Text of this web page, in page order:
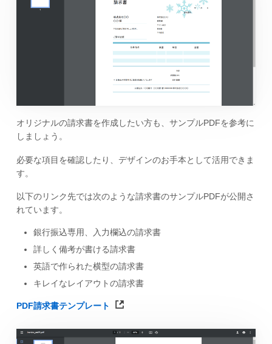
オリジナルの請求書を作成したい方も、サンプルPDFを参考に
しましょう。
必要な項目を確認したり、デザインのお手本として活用できま
す。
以下のリンク先では次のような請求書のサンプルPDFが公開さ
れています。
銀行振込専用、入力欄込の請求書
詳しく備考が書ける請求書
英語で作られた横型の請求書
キレイなレイアウトの請求書
PDF請求書テンプレート